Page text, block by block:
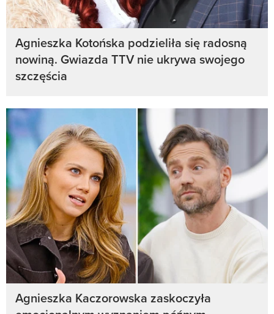
Agnieszka Kotońska podzieliła się radosną
nowiną. Gwiazda TTV nie ukrywa swojego
szczęścia
Agnieszka Kaczorowska zaskoczyła